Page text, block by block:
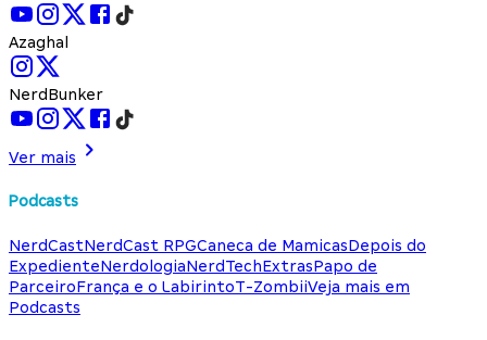
Azaghal
NerdBunker
Ver mais
Podcasts
NerdCastNerdCast RPGCaneca de MamicasDepois do
ExpedienteNerdologiaNerdTechExtrasPapo de
ParceiroFrança e o LabirintoT-ZombiiVeja mais em
Podcasts